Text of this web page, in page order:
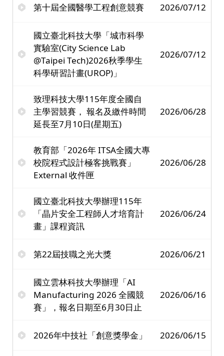
第十屆全國醫學工程創意競賽 2026/07/12
國立臺北科技大學「城市科學
實驗室(City Science Lab
@Taipei Tech)2026秋季學生
科學研習計畫(UROP)」
2026/07/12
致理科技大學115年度全國自
主學習競賽， 報名及繳件時間
延長至7月10日(星期五)
2026/06/28
教育部「2026年 ITSA全國大專
校院程式設計極客挑戰賽」
External 收件匣
2026/06/28
國立臺北科技大學辦理115年
「晶片安全工程師人才培育計
畫」課程資訊
2026/06/24
第22屆技職之光大獎 2026/06/21
國立雲林科技大學辦理「AI
Manufacturing 2026 全國競
賽」，報名日期至6月30日止
2026/06/16
2026年中技社「創意獎學金」 2026/06/15